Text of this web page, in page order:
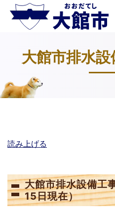
大館市排水
読み上げる
大館市排水設備工
15日現在）